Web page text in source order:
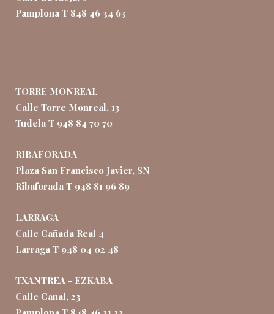
Pamplona T 848 46 34 63
TORRE MONREAL
Calle Torre Monreal, 13
Tudela T 948 84 70 70
RIBAFORADA
Plaza San Francisco Javier, SN
Ribaforada T 948 81 96 89
LARRAGA
Calle Cañada Real 4
Larraga T 948 04 02 48
TXANTREA - EZKABA
Calle Canal, 23